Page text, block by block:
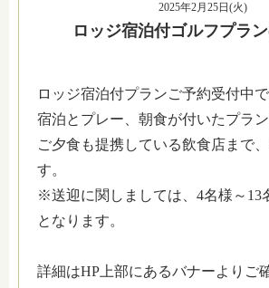
2025年2月25日(火)
ロッジ宿泊付ゴルフプラ
ロッジ宿泊付プランご予約受付中で
宿泊とプレー、朝食が付いたプラン
ご夕食も提携している飲食店まで
す。
※送迎に関しましては、4名様～13
となります。
詳細はHP上部にあるバナーよりご